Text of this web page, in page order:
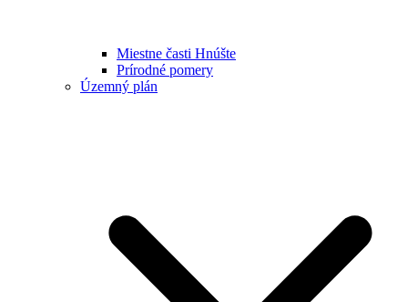
Miestne časti Hnúšte
Prírodné pomery
Územný plán